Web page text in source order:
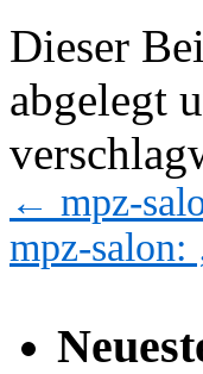
Dieser
abgelegt
← mpz-
mpz-salon: